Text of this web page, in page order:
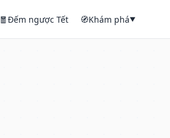
🧧Đếm ngược Tết 🧭Khám phá▼